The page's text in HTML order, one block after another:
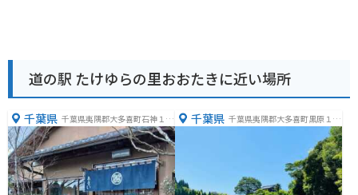
道の駅 たけゆらの里おおたきに近い場所
千葉県 千葉県夷隅郡大多喜町石神１４
０−１
千葉県 千葉県夷隅郡大多喜町黒原１４